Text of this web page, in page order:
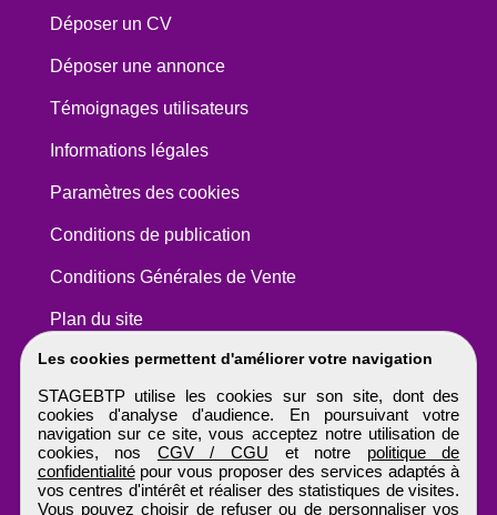
Les cookies permettent d'améliorer votre navigation
STAGEBTP utilise les cookies sur son site, dont des
cookies d'analyse d'audience. En poursuivant votre
navigation sur ce site, vous acceptez notre utilisation de
cookies, nos CGV / CGU et notre politique de
confidentialitépour vous proposer des services adaptés à
vos centres d'intérêt et réaliser des statistiques de visites.
Vous pouvez choisir de refuser ou de personnaliser vos
Déposer un CV
Déposer une annonce
Témoignages utilisateurs
Informations légales
Paramètres des cookies
Conditions de publication
Conditions Générales de Vente
Plan du site